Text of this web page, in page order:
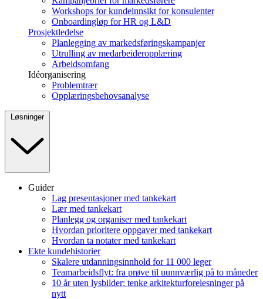
Workshops for kundeinnsikt for konsulenter
Onboardingløp for HR og L&D
Prosjektledelse
Planlegging av markedsføringskampanjer
Utrulling av medarbeideropplæring
Arbeidsomfang
Idéorganisering
Problemtrær
Opplæringsbehovsanalyse
Løsninger
Guider
Lag presentasjoner med tankekart
Lær med tankekart
Planlegg og organiser med tankekart
Hvordan prioritere oppgaver med tankekart
Hvordan ta notater med tankekart
Ekte kundehistorier
Skalere utdanningsinnhold for 11 000 leger
Teamarbeidsflyt: fra prøve til uunnværlig på to måneder
10 år uten lysbilder: tenke arkitekturforelesninger på
nytt